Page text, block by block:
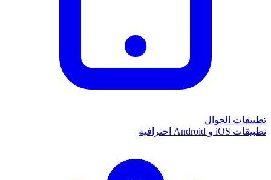
تطبيقات الجوال
تطبيقات iOS و Android احترافية